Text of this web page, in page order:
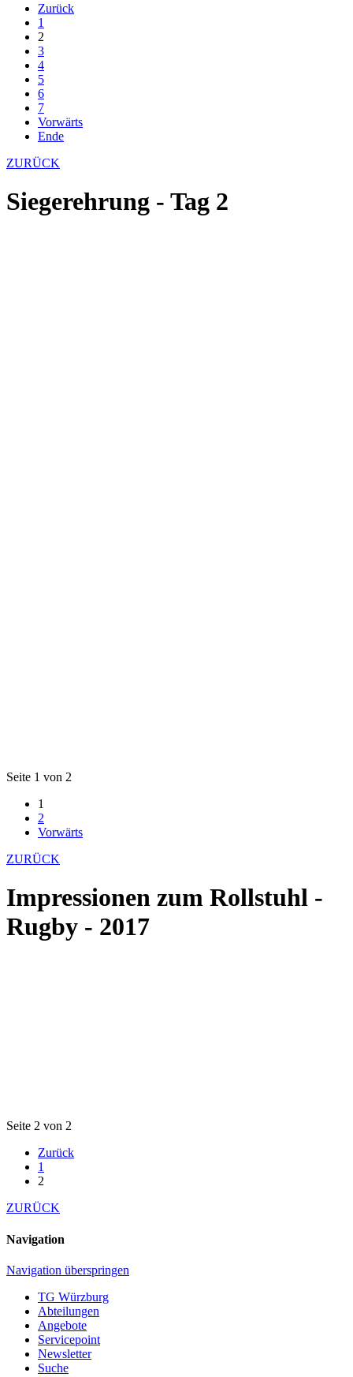
Zurück
1
2
3
4
5
6
7
Vorwärts
Ende
ZURÜCK
Siegerehrung - Tag 2
Seite 1 von 2
1
2
Vorwärts
ZURÜCK
Impressionen zum Rollstuhl -
Rugby - 2017
Seite 2 von 2
Zurück
1
2
ZURÜCK
Navigation
Navigation überspringen
TG Würzburg
Abteilungen
Angebote
Servicepoint
Newsletter
Suche